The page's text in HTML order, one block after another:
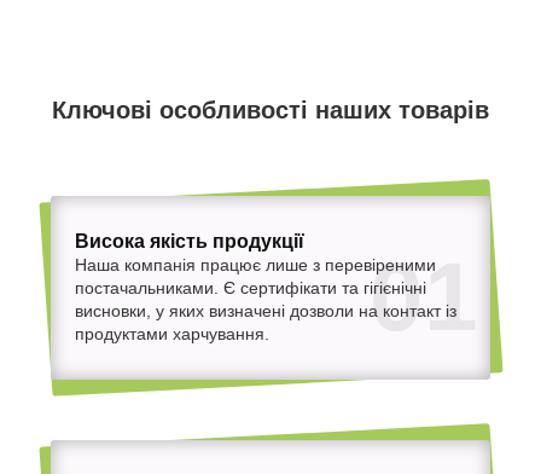
Ключові особливості наших товарів
01
Висока якість продукції
Наша компанія працює лише з перевіреними
постачальниками. Є сертифікати та гігієнічні
висновки, у яких визначені дозволи на контакт із
продуктами харчування.